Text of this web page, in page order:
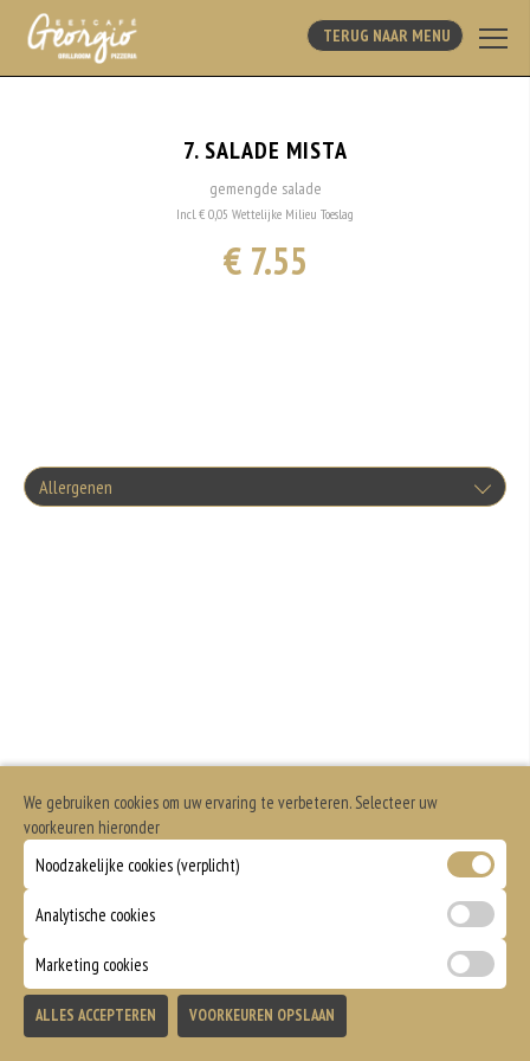
TERUG NAAR MENU
7. SALADE MISTA
gemengde salade
Incl. € 0,05 Wettelijke Milieu Toeslag
€ 7.55
Allergenen
We gebruiken cookies om uw ervaring te verbeteren. Selecteer uw
voorkeuren hieronder
Noodzakelijke cookies (verplicht)
Analytische cookies
Marketing cookies
ALLES ACCEPTEREN VOORKEUREN OPSLAAN